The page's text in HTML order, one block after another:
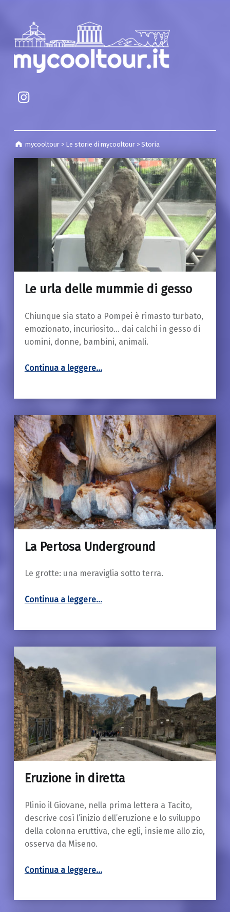
mycooltour
mycooltour > Le storie di mycooltour >Storia
Le urla delle mummie di gesso
Chiunque sia stato a Pompei è rimasto turbato,
emozionato, incuriosito… dai calchi in gesso di
uomini, donne, bambini, animali.
Continua a leggere“Le urla delle mummie di gesso”
…
La Pertosa Underground
Le grotte: una meraviglia sotto terra.
Continua a leggere…
18 Marzo 2019
Eruzione in diretta
Plinio il Giovane, nella prima lettera a Tacito,
descrive così l’inizio dell’eruzione e lo sviluppo
della colonna eruttiva, che egli, insieme allo zio,
osserva da Miseno.
Continua a leggere…
18 Marzo 2019